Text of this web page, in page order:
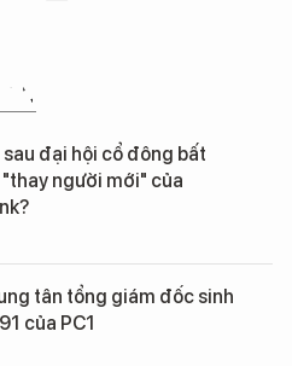
đại hội cổ đông bất
người mới" của
tân tổng giám đốc sinh
của PC1